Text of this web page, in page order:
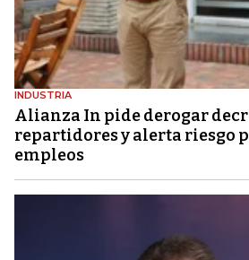
INDUSTRIA
Alianza In pide derogar
repartidores y alerta riesgo
empleos